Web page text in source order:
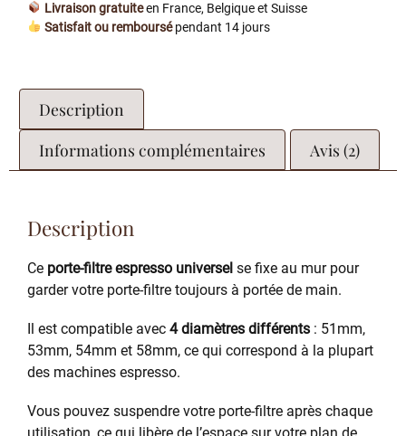
Livraison gratuiteen France, Belgique et Suisse
Satisfait ou remboursépendant 14 jours
Description
Informations complémentaires
Avis (2)
Description
Ce porte-filtre espresso universel se fixe au mur pour
garder votre porte-filtre toujours à portée de main.
Il est compatible avec 4 diamètres différents : 51mm,
53mm, 54mm et 58mm, ce qui correspond à la plupart
des machines espresso.
Vous pouvez suspendre votre porte-filtre après chaque